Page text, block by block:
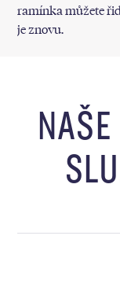
ramínka můžete
je znovu.